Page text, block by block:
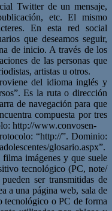
Twitter de un mensaje,
etc. El mismo
En esta red social
que deseamos seguir,
de inicio. A través de los
de las personas que
artistas u otros.
del idioma inglés y
Es la ruta o dirección
de navegación para que
compuesta por tres
http://www.convosen-
“http://”. Dominio:
glosario.aspx”.
imágenes y que suele
tecnológico (PC, note/
ser transmitidas de
a una página web, sala de
tecnológico o PC de forma